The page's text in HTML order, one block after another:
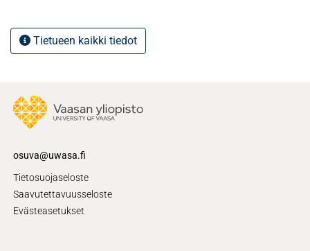
Tietueen kaikki tiedot
osuva@uwasa.fi
Tietosuojaseloste
Saavutettavuusseloste
Evästeasetukset